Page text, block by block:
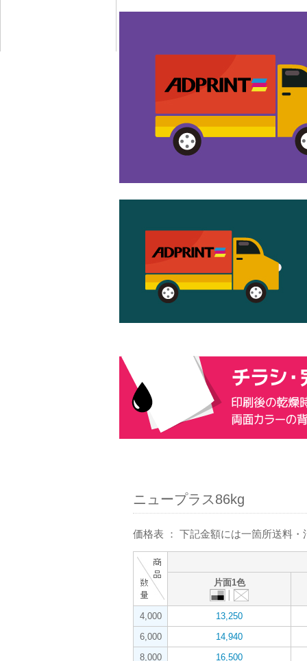
ニュープラス86kg
価格表 ： 下記金額には一箇所送料
片面1色
4,000
13,250
6,000
14,940
8,000
16,500